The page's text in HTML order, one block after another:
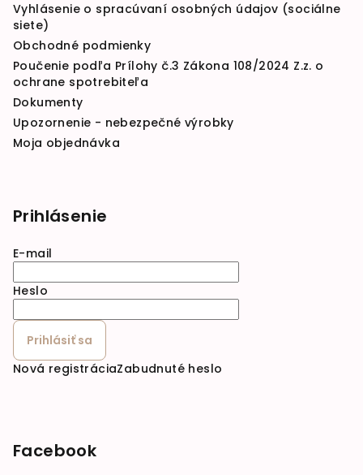
Vyhlásenie o spracúvaní osobných údajov (sociálne
siete)
Obchodné podmienky
Poučenie podľa Prílohy č.3 Zákona 108/2024 Z.z. o
ochrane spotrebiteľa
Dokumenty
Upozornenie - nebezpečné výrobky
Moja objednávka
Prihlásenie
E-mail
Heslo
Prihlásiť sa
Nová registráciaZabudnuté heslo
Facebook